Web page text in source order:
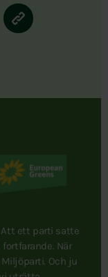
Att ett parti satte
När
Och ju